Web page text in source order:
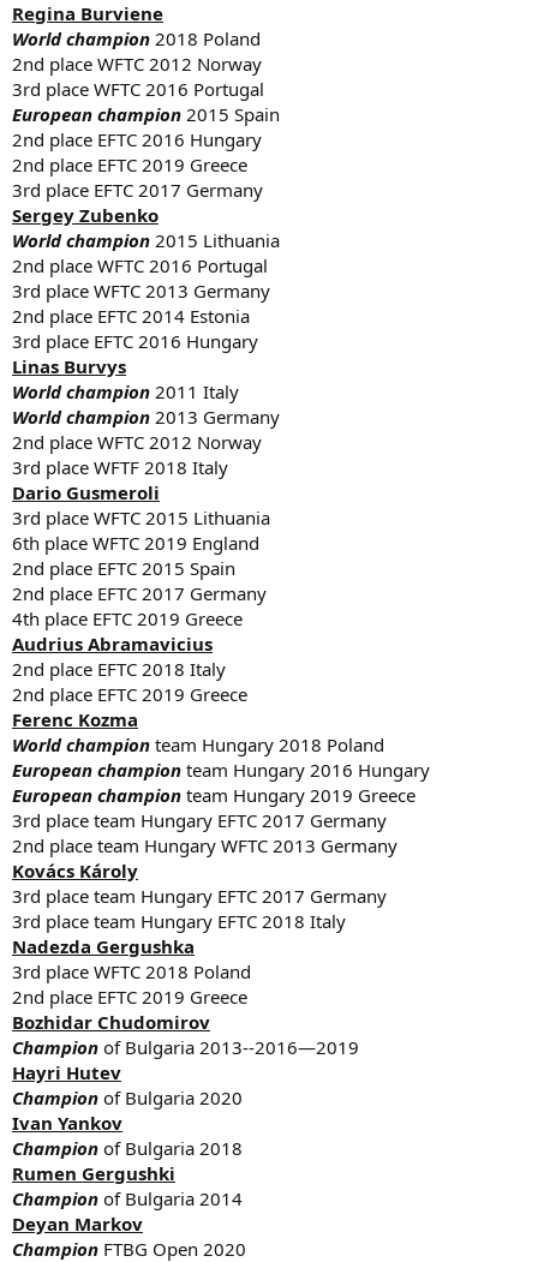
Regina Burviene
World champion 2018 Poland
2nd place WFTC 2012 Norway
3rd place WFTC 2016 Portugal
European champion 2015 Spain
2nd place EFTC 2016 Hungary
2nd place EFTC 2019 Greece
3rd place EFTC 2017 Germany
Sergey Zubenko
World champion 2015 Lithuania
2nd place WFTC 2016 Portugal
3rd place WFTC 2013 Germany
2nd place EFTC 2014 Estonia
3rd place EFTC 2016 Hungary
Linas Burvys
World champion 2011 Italy
World champion 2013 Germany
2nd place WFTC 2012 Norway
3rd place WFTF 2018 Italy
Dario Gusmeroli
3rd place WFTC 2015 Lithuania
6th place WFTC 2019 England
2nd place EFTC 2015 Spain
2nd place EFTC 2017 Germany
4th place EFTC 2019 Greece​
Audrius Abramavicius
2nd place EFTC 2018 Italy
2nd place EFTC 2019 Greece
Ferenc Kozma
World champion team Hungary 2018 Poland
European champion team Hungary 2016 Hungary
European champion team Hungary 2019 Greece
3rd place team Hungary EFTC 2017 Germany
2nd place team Hungary WFTC 2013 Germany
Kovács Károly
3rd place team Hungary EFTC 2017 Germany
3rd place team Hungary EFTC 2018 Italy
Nadezda Gergushka
3rd place WFTC 2018 Poland
2nd place EFTC 2019 Greece
Bozhidar Chudomirov
Champion of Bulgaria 2013--2016—2019
Hayri Hutev
Champion of Bulgaria 2020
Ivan Yankov
Champion of Bulgaria 2018
Rumen Gergushki
Champion of Bulgaria 2014
Deyan Markov
Champion FTBG Open 2020